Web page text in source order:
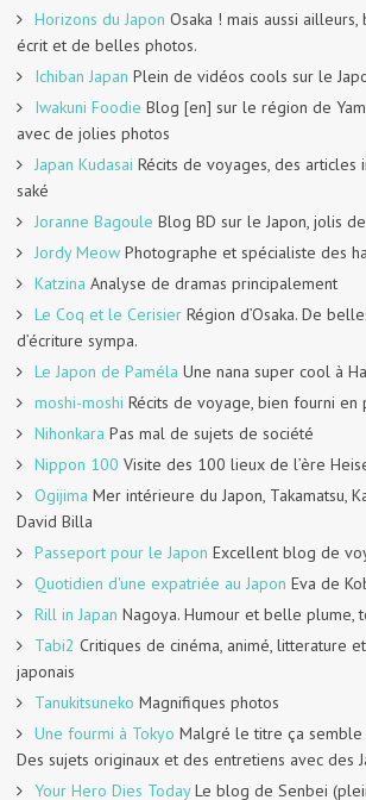
Horizons du Japon Osaka ! mais aussi
écrit et de belles photos.
Ichiban Japan Plein de vidéos cools sur le
Iwakuni Foodie Blog [en] sur le région de
avec de jolies photos
Japan Kudasai Récits de voyages, des articles
saké
Joranne Bagoule Blog BD sur le Japon, jolis
Jordy Meow Photographe et spécialiste des
Katzina Analyse de dramas principalement
Le Coq et le Cerisier Région d’Osaka. De
d’écriture sympa.
Le Japon de Paméla Une nana super cool à
moshi-moshi Récits de voyage, bien fourni en
Nihonkara Pas mal de sujets de société
Nippon 100 Visite des 100 lieux de l’ère
Ogijima Mer intérieure du Japon, Takamatsu,
David Billa
Passeport pour le Japon Excellent blog de
Quotidien d'une expatriée au Japon Eva de
Rill in Japan Nagoya. Humour et belle plume,
Tabi2 Critiques de cinéma, animé, litterature
japonais
Tanukitsuneko Magnifiques photos
Une fourmi à Tokyo Malgré le titre ça semble
Des sujets originaux et des entretiens avec des
Your Hero Dies TodayLe blog de Senbei